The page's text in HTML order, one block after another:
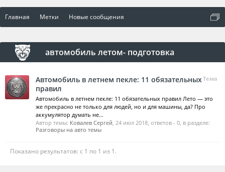
Главная Метки Новые сообщения
автомобиль летом- подготовка
Тема
Автомобиль в летнем пекле: 11 обязательных
правил
Автомобиль в летнем пекле: 11 обязательных правил Лето — это
же прекрасно не только для людей, но и для машины, да? Про
аккумулятор думать не...
Автор темы: Ковалев Сергей, 24 июл 2018, ответов - 0, в разделе:
Разговоры на авто темы
Показано результатов: с 1 по 1 из 1.
оват